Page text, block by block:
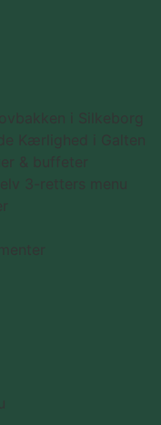
i Silkeborg
Kærlighed i Galten
& buffeter
3-retters menu